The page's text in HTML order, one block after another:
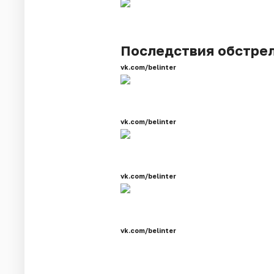
Последствия
vk.com/belinter
vk.com/belinter
vk.com/belinter
vk.com/belinter